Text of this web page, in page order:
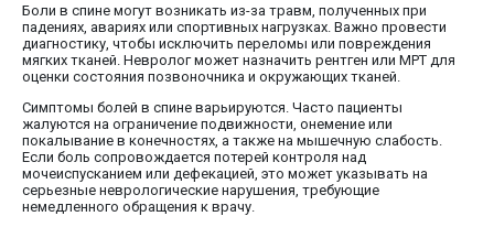
Боли в спине могут возникать из-за травм, полученных при
падениях, авариях или спортивных нагрузках. Важно провести
диагностику, чтобы исключить переломы или повреждения
мягких тканей. Невролог может назначить рентген или МРТ для
оценки состояния позвоночника и окружающих тканей.
Симптомы болей в спине варьируются. Часто пациенты
жалуются на ограничение подвижности, онемение или
покалывание в конечностях, а также на мышечную слабость.
Если боль сопровождается потерей контроля над
мочеиспусканием или дефекацией, это может указывать на
серьезные неврологические нарушения, требующие
немедленного обращения к врачу.